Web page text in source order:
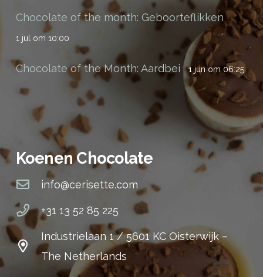
Chocolate of the month: Geboorteflikken
1 jul om 10:00
Chocolate of the Month: Aardbei 1 jun om 06:25
Koenen Chocolate
info@cerisette.com
+31 13 52 85 225
Industrielaan 1 / 5601 KC Oisterwijk –
The Netherlands